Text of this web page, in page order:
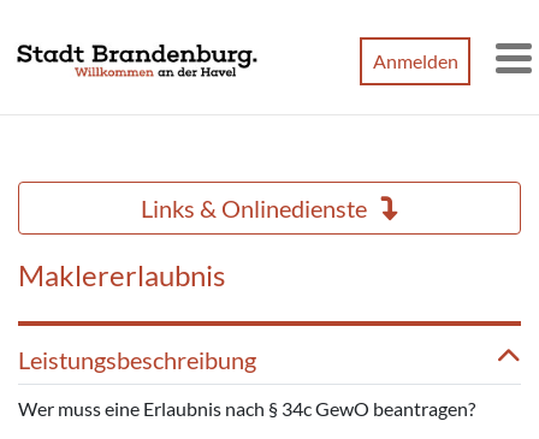
Anmelden
Links & Onlinedienste
Maklererlaubnis
Leistungsbeschreibung
Wer muss eine Erlaubnis nach § 34c GewO beantragen?